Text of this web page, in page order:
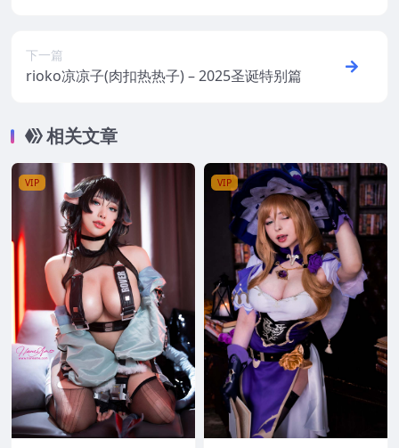
下一篇
rioko凉凉子(肉扣热热子) – 2025圣诞特别篇
相关文章
VIP VIP